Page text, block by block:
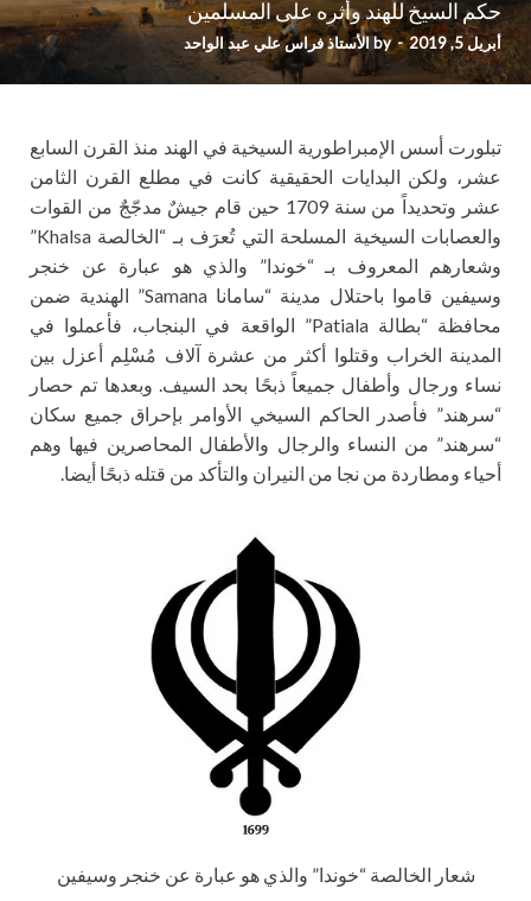
حكم السيخ للهند وأثره على المسلمين
أبريل 5, 2019 -
byالأستاذ فراس علي عبد الواحد
تبلورت أسس الإمبراطورية السيخية في الهند منذ القرن السابع
عشر، ولكن البدايات الحقيقية كانت في مطلع القرن الثامن
عشر وتحديداً من سنة 1709 حين قام جيشٌ مدجّجٌ من القوات
والعصابات السيخية المسلحة التي تُعرَف بـ “الخالصة Khalsa”
وشعارهم المعروف بـ “خوندا” والذي هو عبارة عن خنجر
وسيفين قاموا باحتلال مدينة “سامانا Samana” الهندية ضمن
محافظة “بطالة Patiala” الواقعة في البنجاب، فأعملوا في
المدينة الخراب وقتلوا أكثر من عشرة آلاف مُسْلِم أعزل بين
نساء ورجال وأطفال جميعاً ذبحًا بحد السيف. وبعدها تم حصار
“سرهند” فأصدر الحاكم السيخي الأوامر بإحراق جميع سكان
“سرهند” من النساء والرجال والأطفال المحاصرين فيها وهم
أحياء ومطاردة من نجا من النيران والتأكد من قتله ذبحًا أيضا.
شعار الخالصة “خوندا” والذي هو عبارة عن خنجر وسيفين